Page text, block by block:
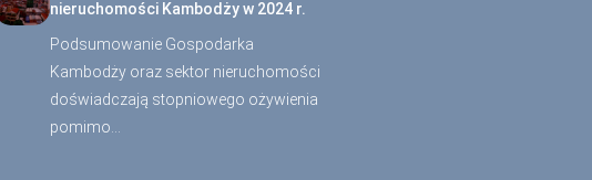
nieruchomości Kambodży w 2024 r.
Podsumowanie Gospodarka
Kambodży oraz sektor nieruchomości
doświadczają stopniowego ożywienia
pomimo…